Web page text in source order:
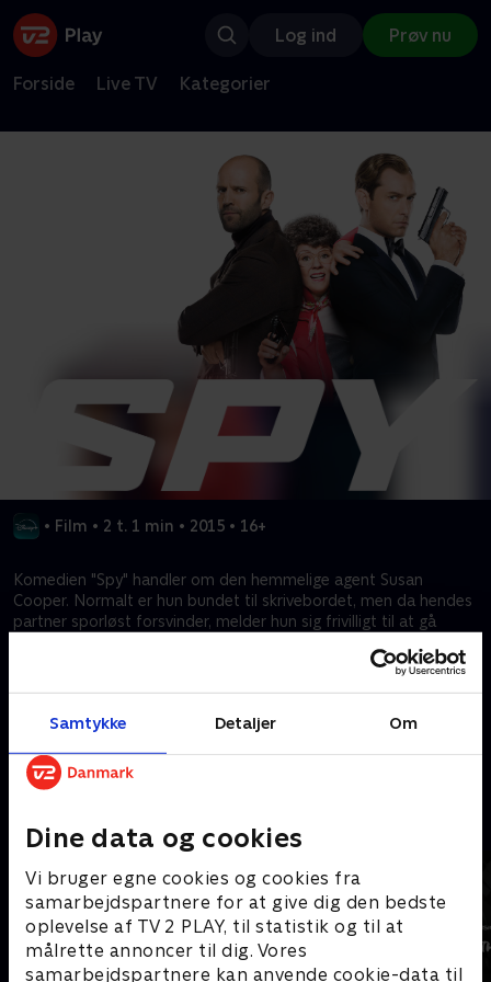
Samtykke Detaljer Om
Dine data og cookies
Vi bruger egne cookies og cookies fra
samarbejdspartnere for at give dig den bedste
oplevelse af TV 2 PLAY, til statistik og til at
målrette annoncer til dig. Vores
samarbejdspartnere kan anvende cookie-data til
Log ind Prøv nu
Forside Live TV Kategorier
• Film • 2 t. 1 min • 2015 • 16+
Komedien "Spy" handler om den hemmelige agent Susan
Cooper. Normalt er hun bundet til skrivebordet, men da hendes
partner sporløst forsvinder, melder hun sig frivilligt til at gå
Instrueret af Paul Feig, der også har lavet The Heat og
Kræver tilkøb
Mere indhold fra Disney+